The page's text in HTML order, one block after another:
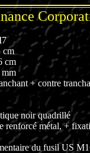
cm
cm
mm
+ contre
noir quadrillé
renforcé métal, +
du fusil US